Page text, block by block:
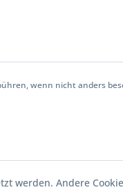
wenn nicht anders
werden. Andere